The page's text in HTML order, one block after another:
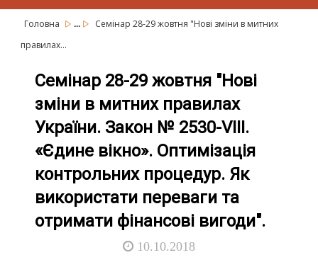
Головна ...
Семінар 28-29 жовтня "Нові зміни в митних
правилах...
Семінар 28-29 жовтня "Нові
зміни в митних правилах
України. Закон № 2530-VIII.
«Єдине вікно». Оптимізація
контрольних процедур. Як
використати переваги та
отримати фінансові вигоди".
10.10.2018